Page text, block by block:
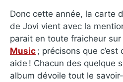
Donc cette année, la carte
de Jovi vient avec la
parait en toute fraicheur sur
Music ; précisons que c’est
aide ! Chacun des quelque
album dévoile tout le